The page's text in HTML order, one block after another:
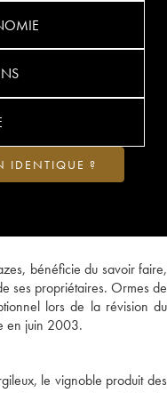
bénéficie du savoir faire,
ses propriétaires. Ormes de
lors de la révision du
en juin 2003.
le vignoble produit des
IDENTIQUE ?